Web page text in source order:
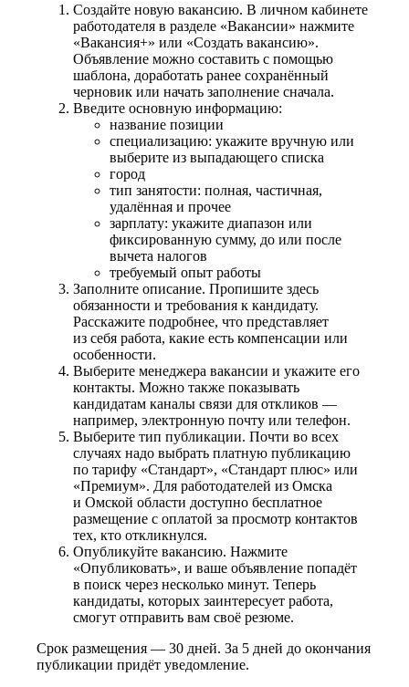
Создайте новую вакансию. В личном кабинете
работодателя в разделе «Вакансии» нажмите
«Вакансия+» или «Создать вакансию».
Объявление можно составить с помощью
шаблона, доработать ранее сохранённый
черновик или начать заполнение сначала.
Введите основную информацию:
название позиции
специализацию: укажите вручную или
выберите из выпадающего списка
город
тип занятости: полная, частичная,
удалённая и прочее
зарплату: укажите диапазон или
фиксированную сумму, до или после
вычета налогов
требуемый опыт работы
Заполните описание. Пропишите здесь
обязанности и требования к кандидату.
Расскажите подробнее, что представляет
из себя работа, какие есть компенсации или
особенности.
Выберите менеджера вакансии и укажите его
контакты. Можно также показывать
кандидатам каналы связи для откликов —
например, электронную почту или телефон.
Выберите тип публикации. Почти во всех
случаях надо выбрать платную публикацию
по тарифу «Стандарт», «Стандарт плюс» или
«Премиум». Для работодателей из Омска
и Омской области доступно бесплатное
размещение с оплатой за просмотр контактов
тех, кто откликнулся.
Опубликуйте вакансию. Нажмите
«Опубликовать», и ваше объявление попадёт
в поиск через несколько минут. Теперь
кандидаты, которых заинтересует работа,
смогут отправить вам своё резюме.
Срок размещения — 30 дней. За 5 дней до окончания
публикации придёт уведомление.